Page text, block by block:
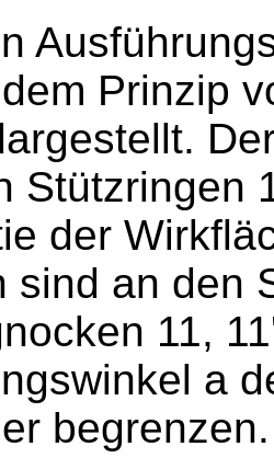
Prinzip
Stützringen
der
sind an den
11,
a